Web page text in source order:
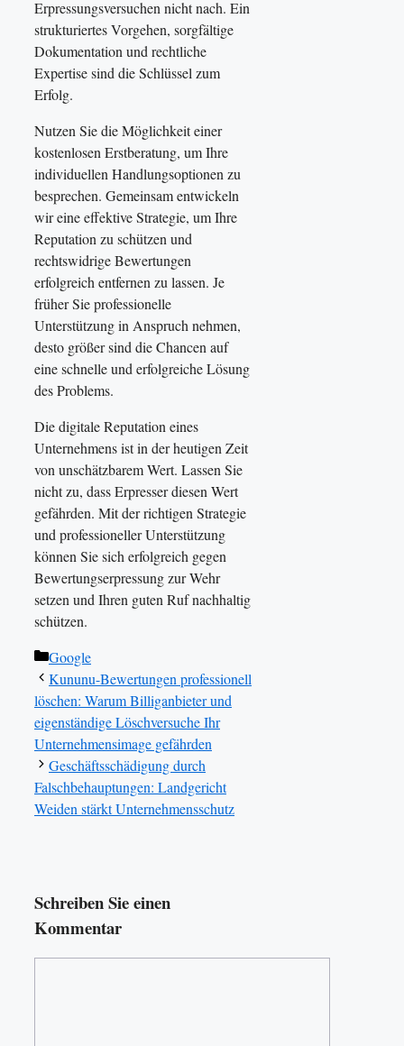
Erpressungsversuchen nicht nach. Ein
strukturiertes Vorgehen, sorgfältige
Dokumentation und rechtliche
Expertise sind die Schlüssel zum
Erfolg.
Nutzen Sie die Möglichkeit einer
kostenlosen Erstberatung, um Ihre
individuellen Handlungsoptionen zu
besprechen. Gemeinsam entwickeln
wir eine effektive Strategie, um Ihre
Reputation zu schützen und
rechtswidrige Bewertungen
erfolgreich entfernen zu lassen. Je
früher Sie professionelle
Unterstützung in Anspruch nehmen,
desto größer sind die Chancen auf
eine schnelle und erfolgreiche Lösung
des Problems.
Die digitale Reputation eines
Unternehmens ist in der heutigen Zeit
von unschätzbarem Wert. Lassen Sie
nicht zu, dass Erpresser diesen Wert
gefährden. Mit der richtigen Strategie
und professioneller Unterstützung
können Sie sich erfolgreich gegen
Bewertungserpressung zur Wehr
setzen und Ihren guten Ruf nachhaltig
schützen.
Kategorien
Google
Kununu-Bewertungen professionell
löschen: Warum Billiganbieter und
eigenständige Löschversuche Ihr
Unternehmensimage gefährden
Geschäftsschädigung durch
Falschbehauptungen: Landgericht
Weiden stärkt Unternehmensschutz
Schreiben Sie einen
Kommentar